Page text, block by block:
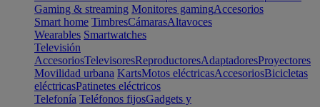
Gaming & streaming Monitores gamingAccesorios
Smart home TimbresCámarasAltavoces
Wearables Smartwatches
Televisión
AccesoriosTelevisoresReproductoresAdaptadoresProyectores
Movilidad urbana KartsMotos eléctricasAccesoriosBicicletas
eléctricasPatinetes eléctricos
Telefonía Teléfonos fijosGadgets y